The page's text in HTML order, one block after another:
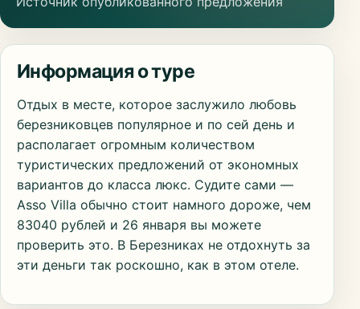
Информация о туре
Отдых в месте, которое заслужило любовь
березниковцев популярное и по сей день и
располагает огромным количеством
туристических предложений от экономных
вариантов до класса люкс. Судите сами —
Asso Villa обычно стоит намного дороже, чем
83040 рублей и 26 января вы можете
проверить это. В Березниках не отдохнуть за
эти деньги так роскошно, как в этом отеле.